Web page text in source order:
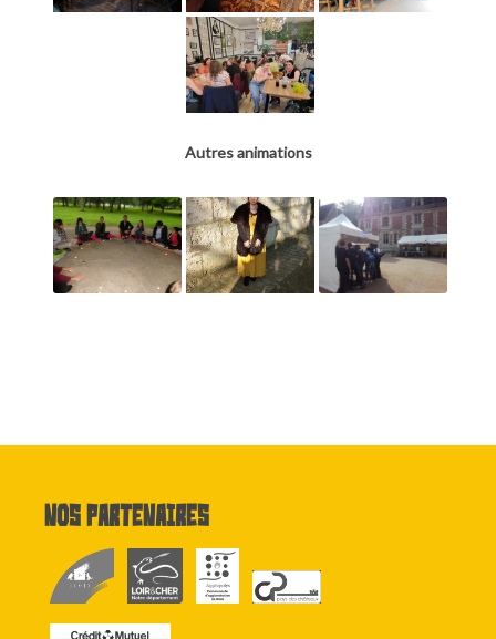
Autres animations
Nos partenaires